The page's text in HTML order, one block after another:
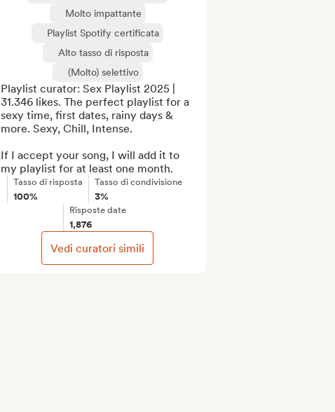
Molto impattante
Playlist Spotify certificata
Alto tasso di risposta
(Molto) selettivo
Playlist curator: Sex Playlist 2025 |
31.346 likes. The perfect playlist for a
sexy time, first dates, rainy days &
more. Sexy, Chill, Intense.
If I accept your song, I will add it to
my playlist for at least one month.
Tasso di risposta
100%
Tasso di condivisione
3%
Risposte date
1,876
Vedi curatori simili